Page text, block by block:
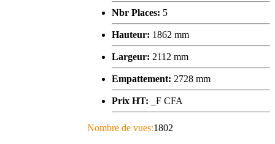
Nbr Places: 5
Hauteur: 1862 mm
Largeur: 2112 mm
Empattement: 2728 mm
Prix HT: _F CFA
Nombre de vues:1802